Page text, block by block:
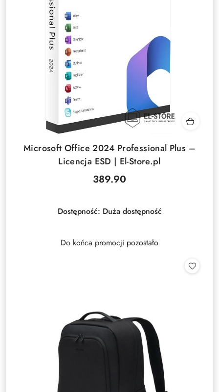
Microsoft Office 2024 Professional Plus –
Licencja ESD | El-Store.pl
Cena:
389.90
Dostępność: Duża dostępność
Do końca promocji pozostało